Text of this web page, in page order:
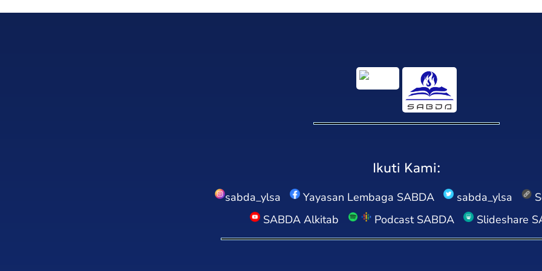
Ikuti Kami:
sabda_ylsa Yayasan Lembaga SABDA sabda_ylsa
SABDA Alkitab
Podcast SABDA Slideshare